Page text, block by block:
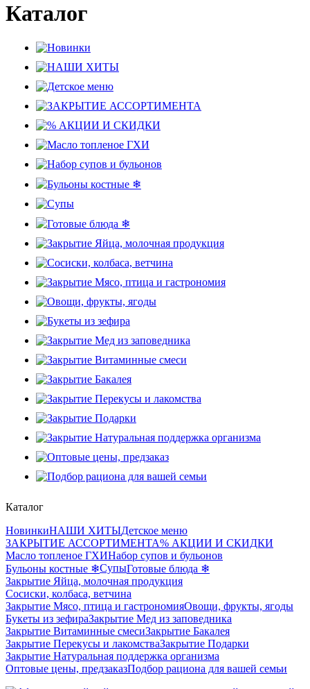
Каталог
Каталог
НовинкиНАШИ ХИТЫДетское меню
ЗАКРЫТИЕ АССОРТИМЕНТА% АКЦИИ И СКИДКИ
Масло топленое ГХИНабор супов и бульонов
Бульоны костные ❄СупыГотовые блюда ❄
Закрытие Яйца, молочная продукция
Сосиски, колбаса, ветчина
Закрытие Мясо, птица и гастрономияОвощи, фрукты, ягоды
Букеты из зефираЗакрытие Мед из заповедника
Закрытие Витаминные смесиЗакрытие Бакалея
Закрытие Перекусы и лакомстваЗакрытие Подарки
Закрытие Натуральная поддержка организма
Оптовые цены, предзаказПодбор рациона для вашей семьи